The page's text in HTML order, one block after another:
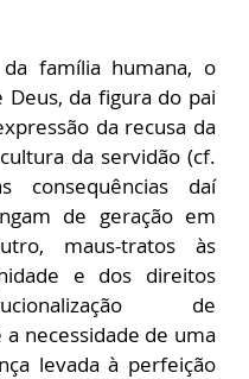
família humana, o
da figura do pai
da recusa da
da servidão (cf.
daí
de geração em
maus-tratos às
e dos direitos
de
necessidade de uma
levada à perfeição